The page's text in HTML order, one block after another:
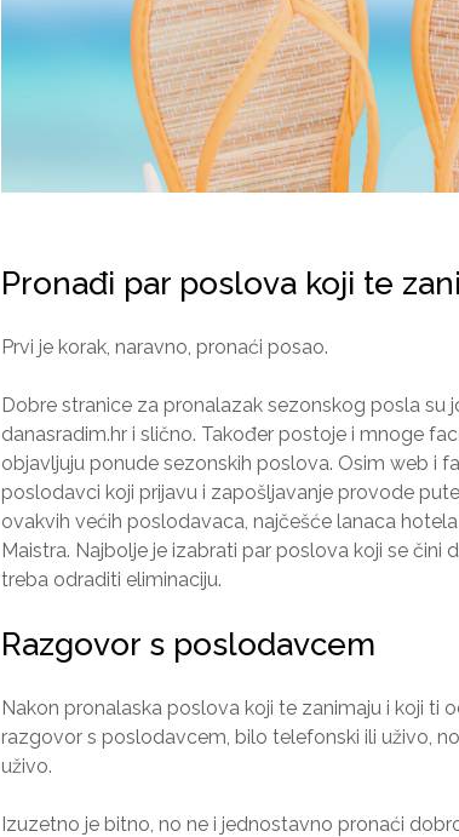
Pronađi par poslova koji te
Prvi je korak, naravno, pronaći posao.
Dobre stranice za pronalazak sezonskog posla su
danasradim.hr i slično. Također postoje i mnoge
objavljuju ponude sezonskih poslova. Osim web i
poslodavci koji prijavu i zapošljavanje provode
ovakvih većih poslodavaca, najčešće lanaca hotela
Maistra. Najbolje je izabrati par poslova koji se čini
treba odraditi eliminaciju.
Razgovor s poslodavcem
Nakon pronalaska poslova koji te zanimaju i koji ti
razgovor s poslodavcem, bilo telefonski ili uživo,
uživo.
Izuzetno je bitno, no ne i jednostavno pronaći